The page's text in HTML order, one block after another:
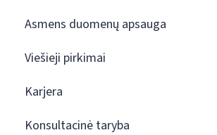
Asmens duomenų apsauga
Viešieji pirkimai
Karjera
Konsultacinė taryba